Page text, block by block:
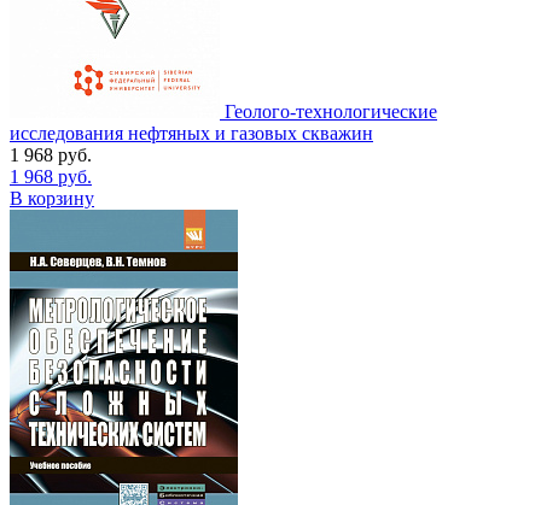
Геолого-технологические
исследования нефтяных и газовых скважин
1 968 руб.
1 968 руб.
В корзину